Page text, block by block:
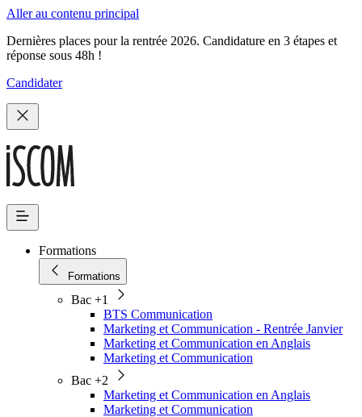
Aller au contenu principal
Dernières places pour la rentrée 2026. Candidature en 3 étapes et
réponse sous 48h !
Candidater
Formations
Formations
Bac +1
BTS Communication
Marketing et Communication - Rentrée Janvier
Marketing et Communication en Anglais
Marketing et Communication
Bac +2
Marketing et Communication en Anglais
Marketing et Communication